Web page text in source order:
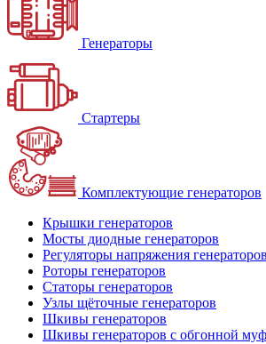
Генераторы
Стартеры
Комплектующие генераторов
Крышки генераторов
Мосты диодные генераторов
Регуляторы напряжения генераторов
Роторы генераторов
Статоры генераторов
Узлы щёточные генераторов
Шкивы генераторов
Шкивы генераторов с обгонной